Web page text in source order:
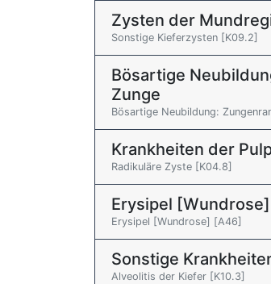
Zysten der
Sonstige Kieferzysten [K09.2]
Bösartige
Zunge
Bösartige Neubildung:
Krankheiten der
Radikuläre Zyste [K04.8]
Erysipel [Wundrose]
Erysipel [Wundrose] [A46]
Sonstige
Alveolitis der Kiefer [K10.3]